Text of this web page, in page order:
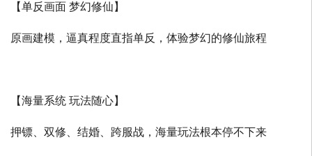
【单反画面 梦幻修仙】
原画建模，逼真程度直指单反，体验梦幻的修仙旅程
【海量系统 玩法随心】
押镖、双修、结婚、跨服战，海量玩法根本停不下来